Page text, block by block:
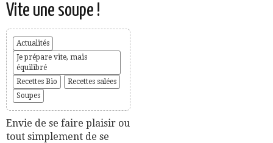
Vite une soupe !
Actualités
Je prépare vite, mais
équilibré
Recettes Bio
Recettes salées
Soupes
Envie de se faire plaisir ou
tout simplement de se